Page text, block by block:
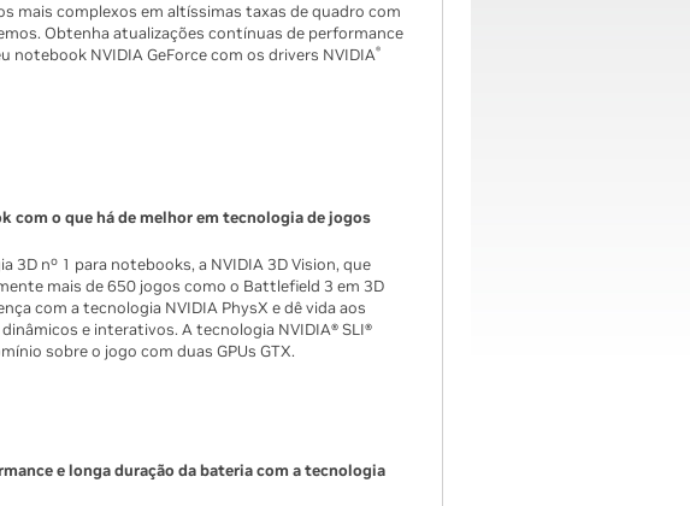
mais complexos em altíssimas taxas de quadro com
Obtenha atualizações contínuas de performance
notebook NVIDIA GeForce com os drivers NVIDIA®
com o que há de melhor em tecnologia de jogos
3D nº 1 para notebooks, a NVIDIA 3D Vision, que
mais de 650 jogos como o Battlefield 3 em 3D
com a tecnologia NVIDIA PhysX e dê vida aos
e interativos. A tecnologia NVIDIA® SLI®
sobre o jogo com duas GPUs GTX.
e longa duração da bateria com a tecnologia